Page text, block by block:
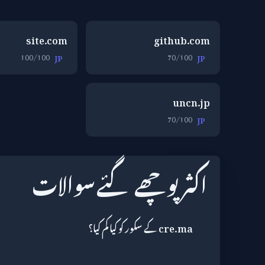
github.com
JP
70/100
site.com
JP
100/100
uncn.jp
JP
70/100
اکثر پوچھے گئے سوالات
cre.ma کے سکور کو کیا کم کیا؟